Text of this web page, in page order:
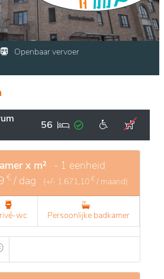
Openbaar vervoer
56
x m² - 1 eenheid
€ / dag (+/- 1.671,10 € / maand)
wc Persoonlijke badkamer